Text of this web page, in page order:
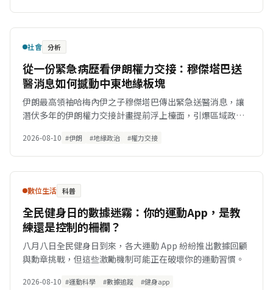
社會 分析
從一份緊急病歷看伊朗權力交接：穆傑塔巴送
醫消息如何撼動中東地緣板塊
伊朗最高領袖哈梅內伊之子穆傑塔巴傳出緊急送醫消息，讓
潛伏多年的伊朗權力交接計畫提前浮上檯面，引爆區域政治
2026-08-10 #伊朗 #地緣政治 #權力交接
數位生活 科普
全民健身日的數據迷霧：你的運動App，是教
練還是控制的柵欄？
八月八日全民健身日到來，各大運動 App 紛紛推出數據回顧
與勳章挑戰，但這些激勵機制可能正在破壞你的運動習慣。
2026-08-10 #運動科學 #數據追蹤 #健身app